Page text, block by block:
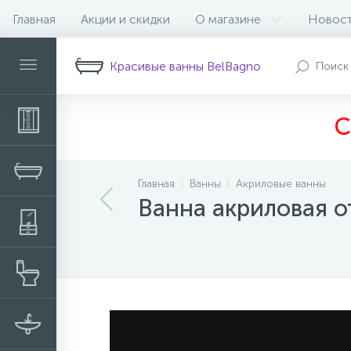
Главная Акции и скидки О магазине
Красивые ванны BelBagno
Главная Ванны Акриловые ванны
Ванна акриловая
Описание Характеристики